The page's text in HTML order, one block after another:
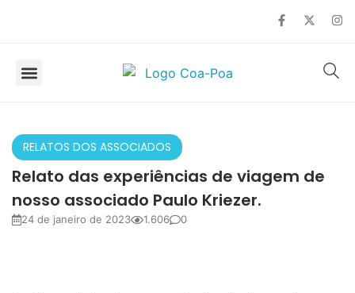
RELATOS DOS ASSOCIADOS
Relato das experiências de viagem de
nosso associado Paulo Kriezer.
24 de janeiro de 2023 1.606 0